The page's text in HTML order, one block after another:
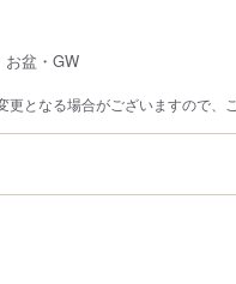
お盆・GW
更となる場合がございますので、